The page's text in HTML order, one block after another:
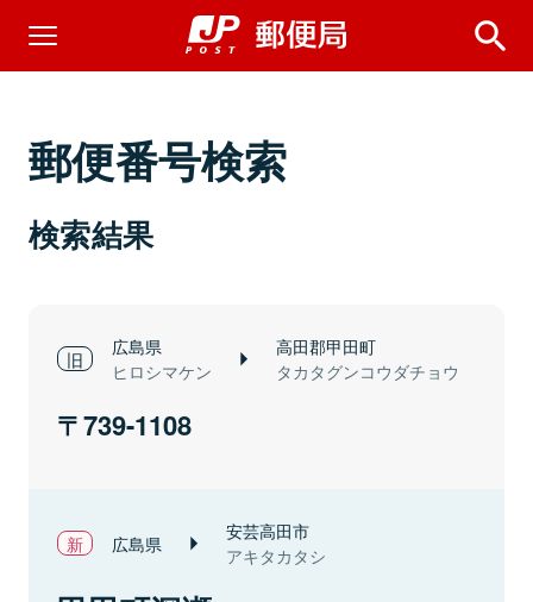
郵便番号検索
検索結果
広島県
ヒロシマケン
高田郡甲田町
タカタグンコウダチョウ
739-1108
広島県 安芸高田市
アキタカタシ